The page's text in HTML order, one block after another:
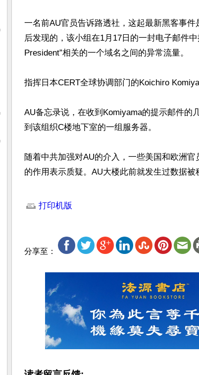
一名前AU官员告诉路透社，这起最新黑客事
后发现的，该小组在1月17日的一封电子邮件
President”相关的一个域名之间的异常流量。
指挥日本CERT全球协调部门的Koichiro
AU备忘录说，在收到Komiyama的提示邮件的
到该组织C楼地下室的一组服务器。
随着中共加强对AU的介入，一些美国和欧洲
的作用表示质疑。AU大楼此前就发生过数据
打印机版
分享至：